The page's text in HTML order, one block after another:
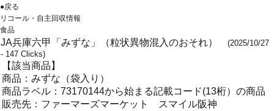
●戻る
リコール・自主回収情報
食品
JA兵庫六甲「みずな」（粒状異物混入のおそれ）
(2025/10/27
- 147 Clicks)
【該当商品】
商品：みずな（袋入り）
商品ラベル：73170144から始まる記載コード(13桁）の商品
販売先：ファーマーズマーケット スマイル阪神